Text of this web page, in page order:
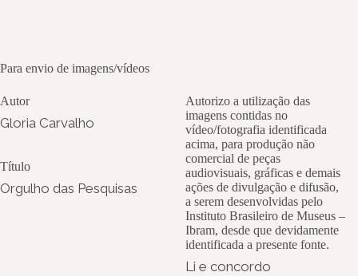
Para envio de imagens/vídeos
Autor
Gloria Carvalho
Título
Orgulho das Pesquisas
Autorizo a utilização das
imagens contidas no
vídeo/fotografia identificada
acima, para produção não
comercial de peças
audiovisuais, gráficas e demais
ações de divulgação e difusão,
a serem desenvolvidas pelo
Instituto Brasileiro de Museus –
Ibram, desde que devidamente
identificada a presente fonte.
Li e concordo